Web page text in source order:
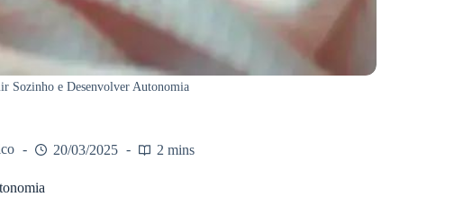
Sozinho e Desenvolver Autonomia
20/03/2025 2 mins